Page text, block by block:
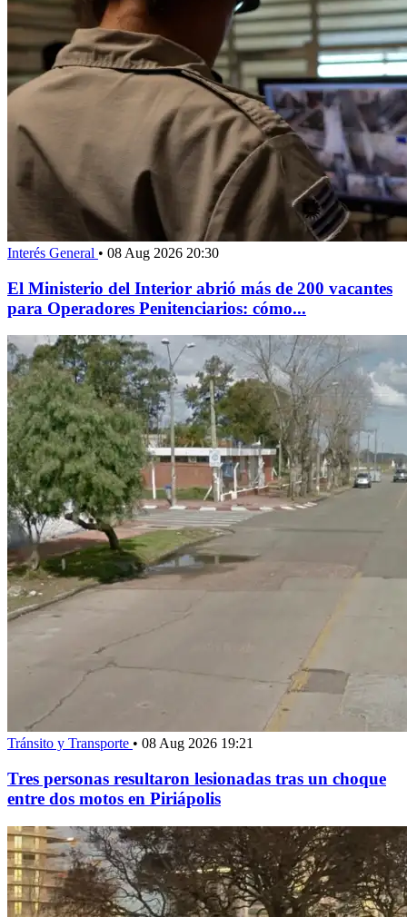
Interés General • 08 Aug 2026 20:30
El Ministerio del Interior abrió más de 200 vacantes
para Operadores Penitenciarios: cómo...
Tránsito y Transporte • 08 Aug 2026 19:21
Tres personas resultaron lesionadas tras un choque
entre dos motos en Piriápolis